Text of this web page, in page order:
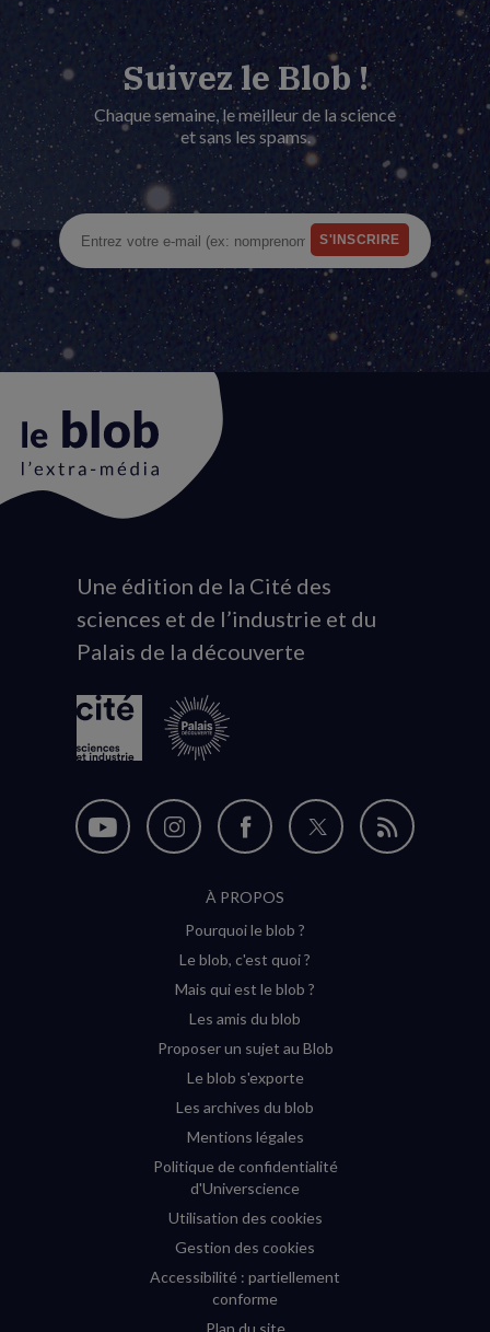
Suivez le Blob !
Chaque semaine, le meilleur de la science
et sans les spams.
Animation
du
logo
Une édition de la Cité des
sciences et de l’industrie et du
Palais de la découverte
Nous
Nous
Instagram
(nouvelle
Nous
sur
Facebook
(nouvelle
Nous
Flux
À PROPOS
Pourquoi le blob ?
Le blob, c'est quoi ?
Mais qui est le blob ?
Les amis du blob
Proposer un sujet au Blob
Le blob s'exporte
Les archives du blob
Mentions légales
Politique de confidentialité
d'Universcience
Utilisation des cookies
Gestion des cookies
Accessibilité : partiellement
conforme
Plan du site